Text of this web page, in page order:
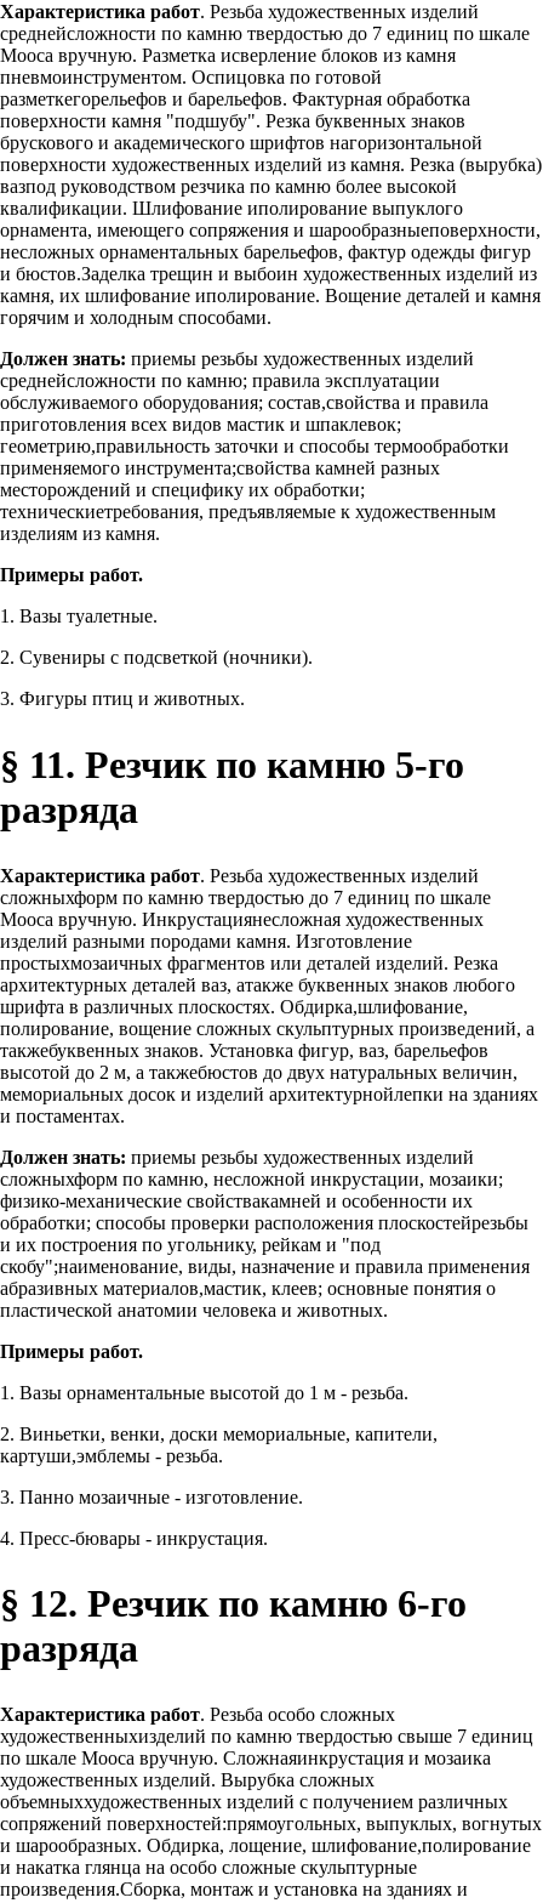
Характеристика работ. Резьба художественных изделий
среднейсложности по камню твердостью до 7 единиц по шкале
Мооса вручную. Разметка исверление блоков из камня
пневмоинструментом. Оспицовка по готовой
разметкегорельефов и барельефов. Фактурная обработка
поверхности камня "подшубу". Резка буквенных знаков
брускового и академического шрифтов нагоризонтальной
поверхности художественных изделий из камня. Резка (вырубка)
вазпод руководством резчика по камню более высокой
квалификации. Шлифование иполирование выпуклого
орнамента, имеющего сопряжения и шарообразныеповерхности,
несложных орнаментальных барельефов, фактур одежды фигур
и бюстов.Заделка трещин и выбоин художественных изделий из
камня, их шлифование иполирование. Вощение деталей и камня
горячим и холодным способами.
Должен знать: приемы резьбы художественных изделий
среднейсложности по камню; правила эксплуатации
обслуживаемого оборудования; состав,свойства и правила
приготовления всех видов мастик и шпаклевок;
геометрию,правильность заточки и способы термообработки
применяемого инструмента;свойства камней разных
месторождений и специфику их обработки;
техническиетребования, предъявляемые к художественным
изделиям из камня.
Примеры работ.
1. Вазы туалетные.
2. Сувениры с подсветкой (ночники).
3. Фигуры птиц и животных.
§ 11. Резчик по камню 5-го
разряда
Характеристика работ. Резьба художественных изделий
сложныхформ по камню твердостью до 7 единиц по шкале
Мооса вручную. Инкрустациянесложная художественных
изделий разными породами камня. Изготовление
простыхмозаичных фрагментов или деталей изделий. Резка
архитектурных деталей ваз, атакже буквенных знаков любого
шрифта в различных плоскостях. Обдирка,шлифование,
полирование, вощение сложных скульптурных произведений, а
такжебуквенных знаков. Установка фигур, ваз, барельефов
высотой до 2 м, а такжебюстов до двух натуральных величин,
мемориальных досок и изделий архитектурнойлепки на зданиях
и постаментах.
Должен знать: приемы резьбы художественных изделий
сложныхформ по камню, несложной инкрустации, мозаики;
физико-механические свойствакамней и особенности их
обработки; способы проверки расположения плоскостейрезьбы
и их построения по угольнику, рейкам и "под
скобу";наименование, виды, назначение и правила применения
абразивных материалов,мастик, клеев; основные понятия о
пластической анатомии человека и животных.
Примеры работ.
1. Вазы орнаментальные высотой до 1 м - резьба.
2. Виньетки, венки, доски мемориальные, капители,
картуши,эмблемы - резьба.
3. Панно мозаичные - изготовление.
4. Пресс-бювары - инкрустация.
§ 12. Резчик по камню 6-го
разряда
Характеристика работ. Резьба особо сложных
художественныхизделий по камню твердостью свыше 7 единиц
по шкале Мооса вручную. Сложнаяинкрустация и мозаика
художественных изделий. Вырубка сложных
объемныххудожественных изделий с получением различных
сопряжений поверхностей:прямоугольных, выпуклых, вогнутых
и шарообразных. Обдирка, лощение, шлифование,полирование
и накатка глянца на особо сложные скульптурные
произведения.Сборка, монтаж и установка на зданиях и